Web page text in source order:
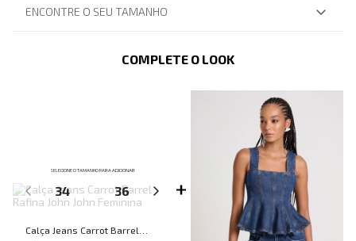
ENCONTRE O SEU TAMANHO
COMPLETE O LOOK
SELECIONE O TAMANHO PARA ADICIONAR
34 36 38 40 42
Calça Jeans Carrot Barrel